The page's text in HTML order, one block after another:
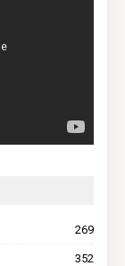
269
352